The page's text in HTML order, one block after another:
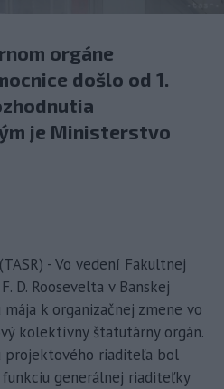
orgáne
došlo od 1.
je Ministerstvo
- Vo vedení Fakultnej
D. Roosevelta v Banskej
k organizačnej zmene vo
kolektívny štatutárny orgán.
projektového riaditeľa bol
funkciu generálnej riaditeľky